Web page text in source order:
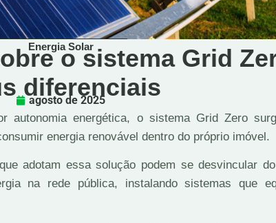
Energia Solar
o sistema Grid
diferenciais
agosto de 2025
autonomia energética, o sistema Grid Zero
energia renovável dentro do próprio imóvel.
adotam essa solução podem se desvincular
na rede pública, instalando sistemas que